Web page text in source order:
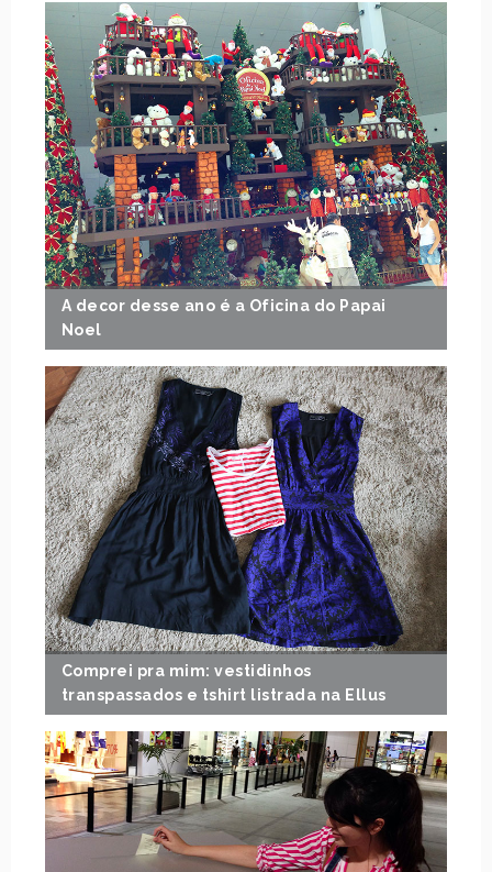
A decor desse ano é a Oficina do Papai
Noel
Comprei pra mim: vestidinhos
transpassados e tshirt listrada na Ellus